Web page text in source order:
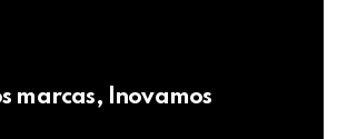
marcas, Inovamos